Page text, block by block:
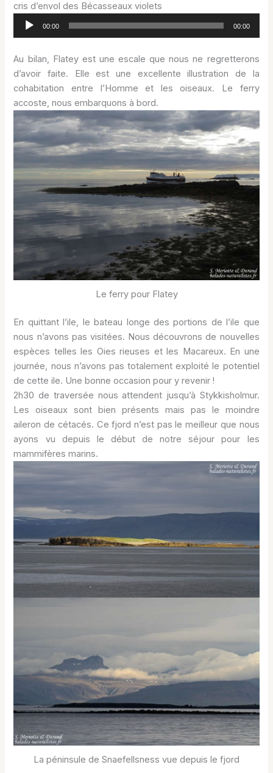
cris d’envol des Bécasseaux violets
Lecteur
00:00 00:00
Au bilan, Flatey est une escale que nous ne regretterons
d’avoir faite. Elle est une excellente illustration de la
cohabitation entre l’Homme et les oiseaux. Le ferry
accoste, nous embarquons à bord.
Le ferry pour Flatey
En quittant l’ile, le bateau longe des portions de l’ile que
nous n’avons pas visitées. Nous découvrons de nouvelles
espèces telles les Oies rieuses et les Macareux. En une
journée, nous n’avons pas totalement exploité le potentiel
de cette ile. Une bonne occasion pour y revenir !
2h30 de traversée nous attendent jusqu’à Stykkisholmur.
Les oiseaux sont bien présents mais pas le moindre
aileron de cétacés. Ce fjord n’est pas le meilleur que nous
ayons vu depuis le début de notre séjour pour les
mammifères marins.
La péninsule de Snaefellsness vue depuis le fjord